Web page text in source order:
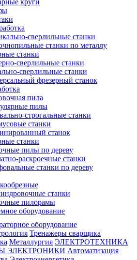
круги
сверлильные станки
станки по металлу
станки
сверлильные станки
сверлильные станки
фрезерный станок
пила
пилы
строгальные станки
станки
станок
станки
пилы по дереву
раскроечные станки
станки по дереву
станки
пилорамы
оборудование
оборудование
Тренажеры сварщика
Металлургия ЭЛЕКТРОТЕХНИКА
ЭЛЕКТРОНИКИ Автоматизация